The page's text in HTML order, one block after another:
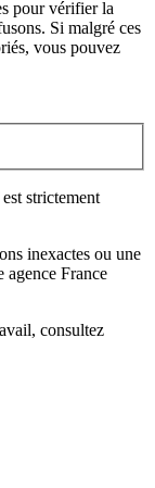
pour vérifier la
Si malgré ces
vous pouvez
strictement
inexactes ou une
agence France
, consultez